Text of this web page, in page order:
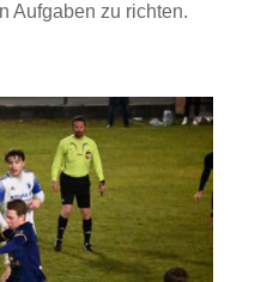
Aufgaben zu richten.